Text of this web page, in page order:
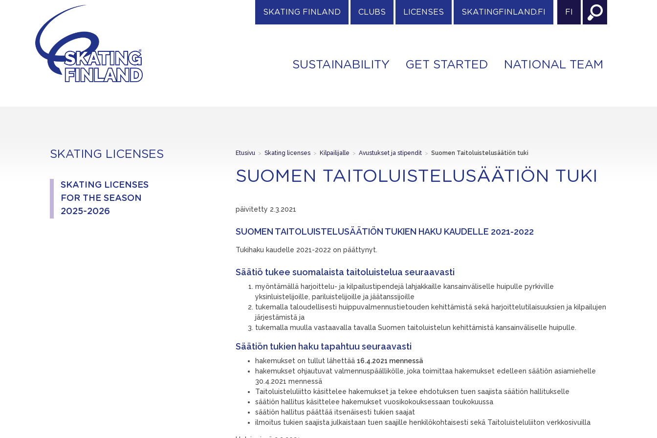
SKATING FINLAND CLUBS LICENSES SKATINGFINLAND.FI FI
SUSTAINABILITY GET STARTED NATIONAL TEAM
SKATING LICENSES
SKATING LICENSES
FOR THE SEASON
2025-2026
Etusivu > Skating licenses > Kilpailijalle > Avustukset ja stipendit > Suomen Taitoluistelusäätiön tuki
SUOMEN TAITOLUISTELUSÄÄTIÖN TUKI
päivitetty 2.3.2021
SUOMEN TAITOLUISTELUSÄÄTIÖN TUKIEN HAKU KAUDELLE 2021-2022
Tukihaku kaudelle 2021-2022 on päättynyt.
Säätiö tukee suomalaista taitoluistelua seuraavasti
myöntämällä harjoittelu- ja kilpailustipendejä lahjakkaille kansainväliselle huipulle pyrkiville
yksinluistelijoille, pariluistelijoille ja jäätanssijoille
tukemalla taloudellisesti huippuvalmennustietouden kehittämistä sekä harjoittelutilaisuuksien ja kilpailujen
järjestämistä ja
tukemalla muulla vastaavalla tavalla Suomen taitoluistelun kehittämistä kansainväliselle huipulle.
Säätiön tukien haku tapahtuu seuraavasti
hakemukset on tullut lähettää 16.4.2021 mennessä
hakemukset ohjautuvat valmennuspäällikölle, joka toimittaa hakemukset edelleen säätiön asiamiehelle
30.4.2021 mennessä
Taitoluisteluliitto käsittelee hakemukset ja tekee ehdotuksen tuen saajista säätiön hallitukselle
säätiön hallitus käsittelee hakemukset vuosikokouksessaan toukokuussa
säätiön hallitus päättää itsenäisesti tukien saajat
ilmoitus tukien saajista julkaistaan tuen saajille henkilökohtaisesti sekä Taitoluisteluliiton verkkosivuilla